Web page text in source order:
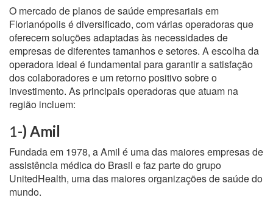
O mercado de planos de saúde empresariais em
Florianópolis é diversificado, com várias operadoras que
oferecem soluções adaptadas às necessidades de
empresas de diferentes tamanhos e setores. A escolha da
operadora ideal é fundamental para garantir a satisfação
dos colaboradores e um retorno positivo sobre o
investimento. As principais operadoras que atuam na
região incluem:
1-) Amil
Fundada em 1978, a Amil é uma das maiores empresas de
assistência médica do Brasil e faz parte do grupo
UnitedHealth, uma das maiores organizações de saúde do
mundo.